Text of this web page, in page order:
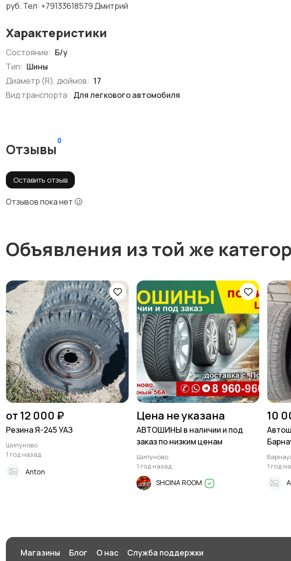
руб. Тел: +79133618579 Дмитрий
Характеристики
Состояние: Б/у
Тип: Шины
Диаметр (R), дюймов: 17
Вид транспорта: Для легкового автомобиля
Отзывы
0
Оставить отзыв
Отзывов пока нет 🥴
Объявления из той же
от 12 000 ₽
Резина Я-245 УАЗ
Шипуново
1 год назад
Anton
Цена не указана
АВТОШИНЫ в наличии и под
заказ по низким ценам
Шипуново
1 год назад
SHCINA ROOM
10
1 год
Магазины Блог О нас Служба поддержки